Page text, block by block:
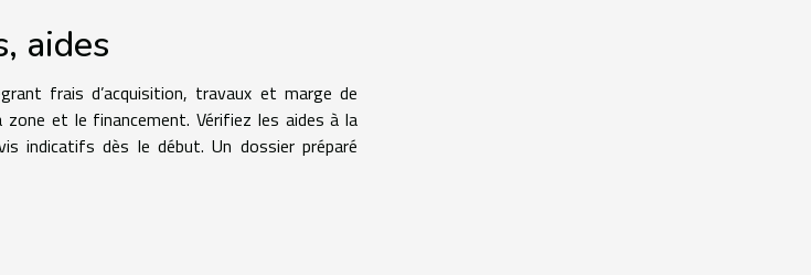
aides
frais d’acquisition, travaux et marge de
zone et le financement. Vérifiez les aides à la
indicatifs dès le début. Un dossier préparé